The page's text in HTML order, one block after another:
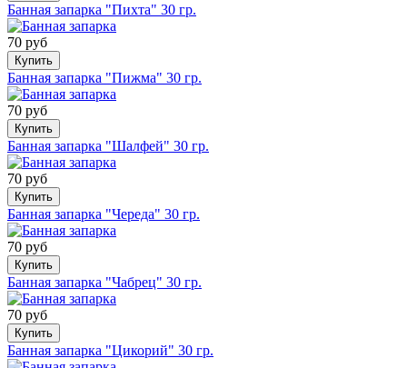
Банная запарка "Пихта" 30 гр.
70 руб
Купить
Банная запарка "Пижма" 30 гр.
70 руб
Купить
Банная запарка "Шалфей" 30 гр.
70 руб
Купить
Банная запарка "Череда" 30 гр.
70 руб
Купить
Банная запарка "Чабрец" 30 гр.
70 руб
Купить
Банная запарка "Цикорий" 30 гр.